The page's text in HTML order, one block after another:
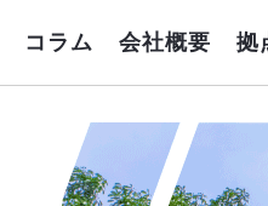
コラム 会社概要 拠